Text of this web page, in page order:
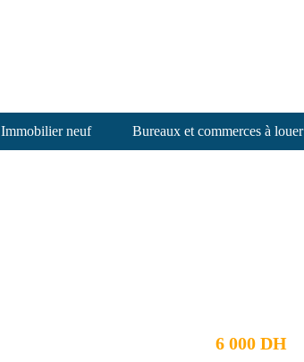
Immobilier neuf Bureaux et commerces à louer
6 000 DH